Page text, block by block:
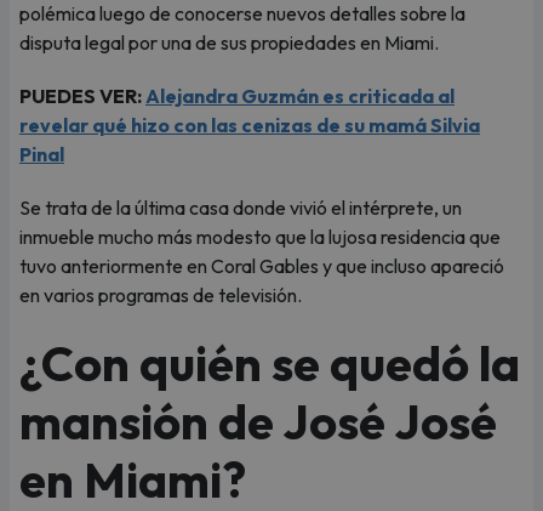
polémica luego de conocerse nuevos detalles sobre la
disputa legal por una de sus propiedades en Miami.
PUEDES VER:Alejandra Guzmán es criticada al
revelar qué hizo con las cenizas de su mamá Silvia
Pinal
Se trata de la última casa donde vivió el intérprete, un
inmueble mucho más modesto que la lujosa residencia que
tuvo anteriormente en Coral Gables y que incluso apareció
en varios programas de televisión.
¿Con quién se quedó la
mansión de José José
en Miami?